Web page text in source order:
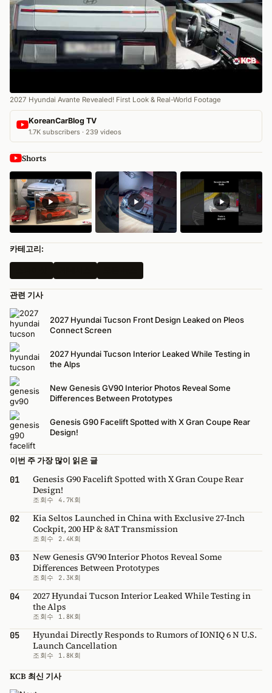
2027 Hyundai Avante Revealed! First Look & Real-World Footage
KoreanCarBlog TV
1.7K subscribers · 239 videos
Shorts
카테고리:
관련 기사
2027 Hyundai Tucson Front Design Leaked on Pleos
Connect Screen
2027 Hyundai Tucson Interior Leaked While Testing in
the Alps
New Genesis GV90 Interior Photos Reveal Some
Differences Between Prototypes
Genesis G90 Facelift Spotted with X Gran Coupe Rear
Design!
이번 주 가장 많이 읽은 글
01
Genesis G90 Facelift Spotted with X Gran Coupe Rear
Design!
조회수 4.7K회
02
Kia Seltos Launched in China with Exclusive 27-Inch
Cockpit, 200 HP & 8AT Transmission
조회수 2.4K회
03
New Genesis GV90 Interior Photos Reveal Some
Differences Between Prototypes
조회수 2.3K회
04
2027 Hyundai Tucson Interior Leaked While Testing in
the Alps
조회수 1.8K회
05
Hyundai Directly Responds to Rumors of IONIQ 6 N U.S.
Launch Cancellation
조회수 1.8K회
KCB 최신 기사